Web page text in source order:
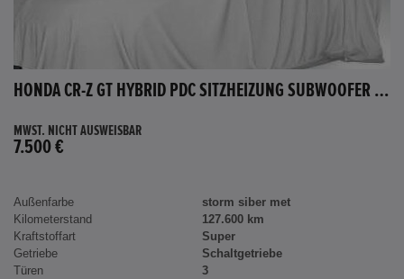
HONDA CR-Z GT HYBRID PDC SITZHEIZUNG SUBWOOFER BLUETOOTH
MWST. NICHT AUSWEISBAR
7.500 €
Außenfarbe
storm siber met
Kilometerstand
127.600 km
Kraftstoffart
Super
Getriebe
Schaltgetriebe
Türen
3